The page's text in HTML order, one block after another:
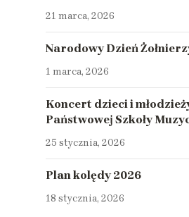
21 marca, 2026
Narodowy Dzień
1 marca, 2026
Koncert dzieci i
Państwowej Szkoły
25 stycznia, 2026
Plan kolędy 2026
18 stycznia, 2026